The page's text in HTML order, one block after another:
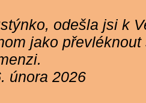
odešla jsi k
jako
února 2026